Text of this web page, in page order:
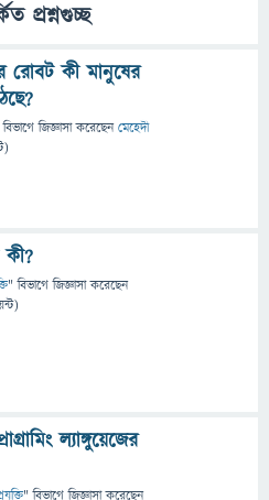
প্রশ্নগুচ্ছ
রোবট কী মানুষের
জিজ্ঞাসাকরেছেনমেহেদী
" বিভাগে জিজ্ঞাসাকরেছেন
ল্যাঙ্গুয়েজের
" বিভাগে জিজ্ঞাসাকরেছেন